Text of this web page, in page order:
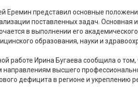
Еремин представил основные
поставленных задач. Основная
в выполнении его
образования, науки и
работе Ирина Бугаева сообщила о
высшего
дефицита в регионе и укреплению